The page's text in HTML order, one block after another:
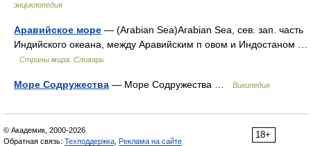
энциклопедия
Аравийское море — (Arabian Sea)Arabian Sea, сев. зап. часть
Индийского океана, между Аравийским п овом и Индостаном …
Страны мира. Словарь
Море Содружества — Море Содружества … Википедия
18+
© Академик, 2000-2026
Обратная связь: Техподдержка Реклама на сайте